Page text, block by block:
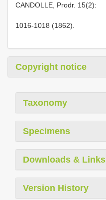
CANDOLLE, Prodr. 15(2):
1016-1018 (1862).
Copyright notice
Taxonomy
Specimens
Downloads & Links
Version History